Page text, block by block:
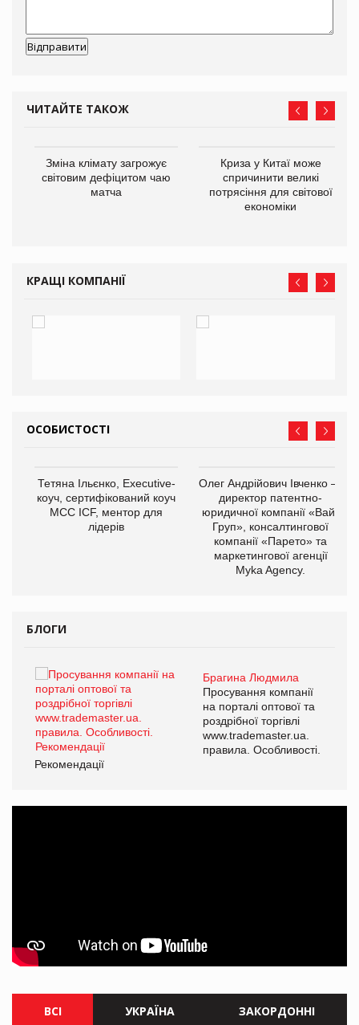
ЧИТАЙТЕ ТАКОЖ
Зміна клімату загрожує
світовим дефіцитом чаю
матча
Криза у Китаї може
спричинити великі
потрясіння для світової
економіки
КРАЩІ КОМПАНІЇ
ОСОБИСТОСТІ
Тетяна Ільєнко, Executive-
коуч, сертифікований коуч
МСС ICF, ментор для
лідерів
Олег Андрійович Івченко —
директор патентно-
юридичної компанії «Вайз
Груп», консалтингової
компанії «Парето» та
маркетингової агенції
Myka Agency.
БЛОГИ
Брагина Людмила
Просування компанії
на порталі оптової та
роздрібної торгівлі
www.trademaster.ua.
правила. Особливості.
Рекомендації
ВСІ УКРАЇНА ЗАКОРДОННІ